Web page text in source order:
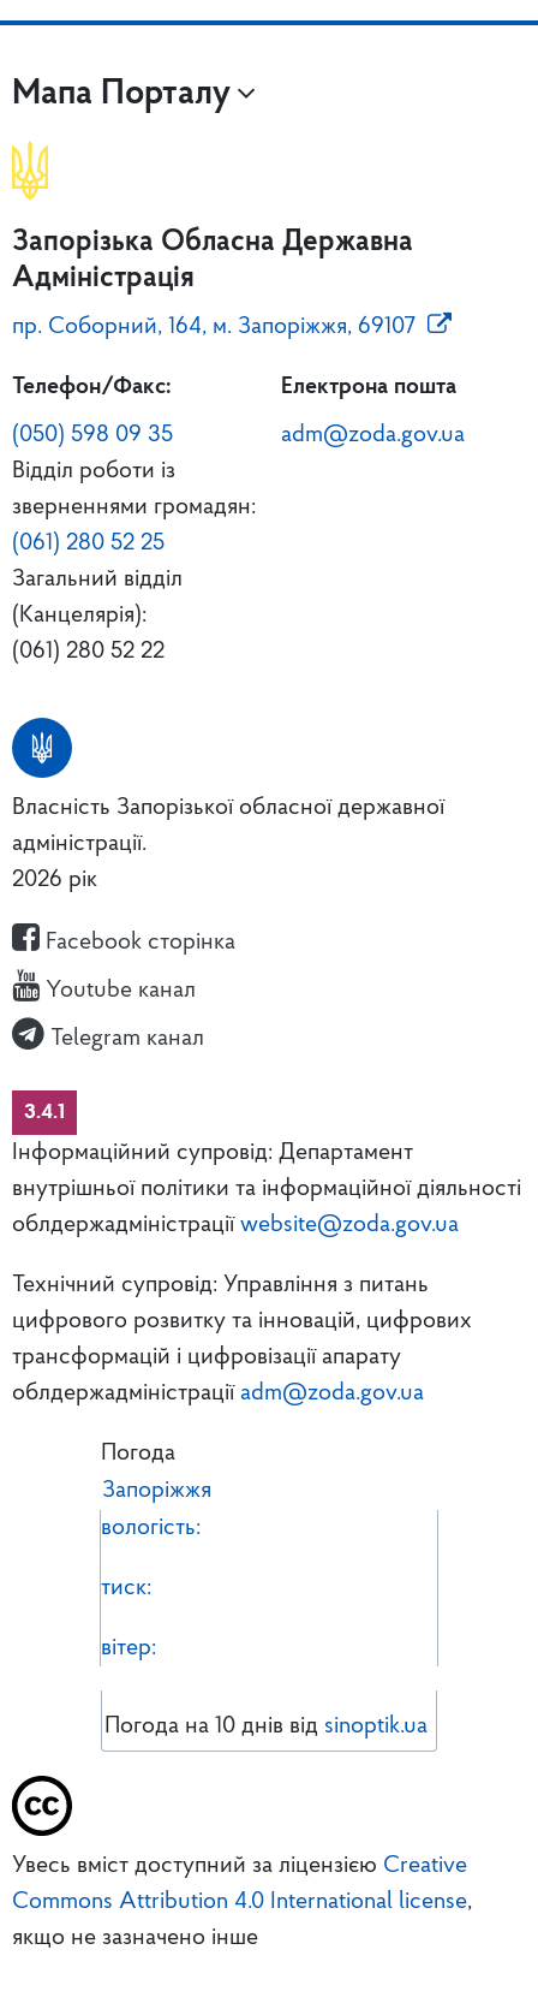
Мапа Порталу
Запорізька Обласна Державна
Адміністрація
пр. Соборний, 164, м. Запоріжжя, 69107
Телефон/Факс:
(050) 598 09 35
Відділ роботи із
зверненнями громадян:
(061) 280 52 25
Загальний відділ
(Канцелярія):
(061) 280 52 22
Електрона пошта
adm@zoda.gov.ua
Власність Запорізької обласної державної
адміністрації.
2026 рік
Facebook сторінка
Youtube канал
Telegram канал
3.4.1
Інформаційний супровід: Департамент
внутрішньої політики та інформаційної діяльності
облдержадміністрації website@zoda.gov.ua
Технічний супровід: Управління з питань
цифрового розвитку та інновацій, цифрових
трансформацій і цифровізації апарату
облдержадміністрації adm@zoda.gov.ua
Погода
Запоріжжя
вологість:
тиск:
вітер:
Погода на 10 днів від sinoptik.ua
Увесь вміст доступний за ліцензією Creative
Commons Attribution 4.0 International license,
якщо не зазначено інше